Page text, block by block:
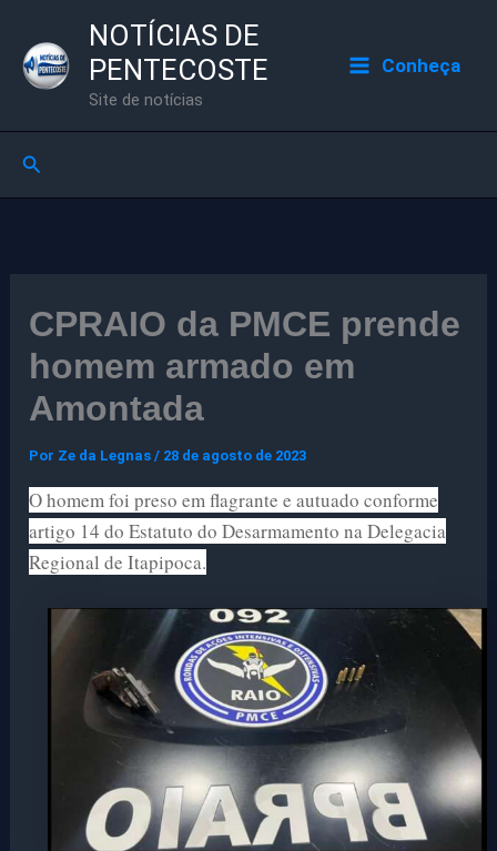
para
NOTÍCIAS DE
PENTECOSTE
Site de notícias
Conheça
Pesquisar
CPRAIO da PMCE prende
homem armado em
Amontada
Por Ze da Legnas/ 28 de agosto de 2023
O homem foi preso em flagrante e autuado conforme
artigo 14 do Estatuto do Desarmamento na Delegacia
Regional de Itapipoca.